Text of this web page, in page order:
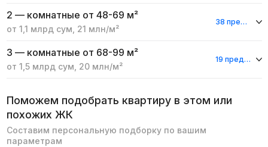
2 — комнатные от 48-69 м²
от 1,1 млрд сум 21 млн/м²
38 предложений
3 — комнатные от 68-99 м²
от 1,5 млрд сум 20 млн/м²
19 предложений
Поможем подобрать квартиру в этом или
похожих ЖК
Составим персональную подборку по вашим
параметрам